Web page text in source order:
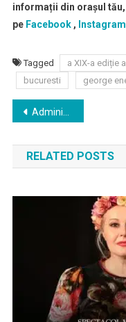
informații din orașul
pe Facebook, Instagram
Tagged
a XIX-a ediție
bucuresti
george
Navigare
în
articole
Administrația Serviciului Public de Salubrizare Sector 6 organizează concurs de recrutare pentru ocuparea a 50 funcţii contractuale de execuție vacante
RELATED POSTS